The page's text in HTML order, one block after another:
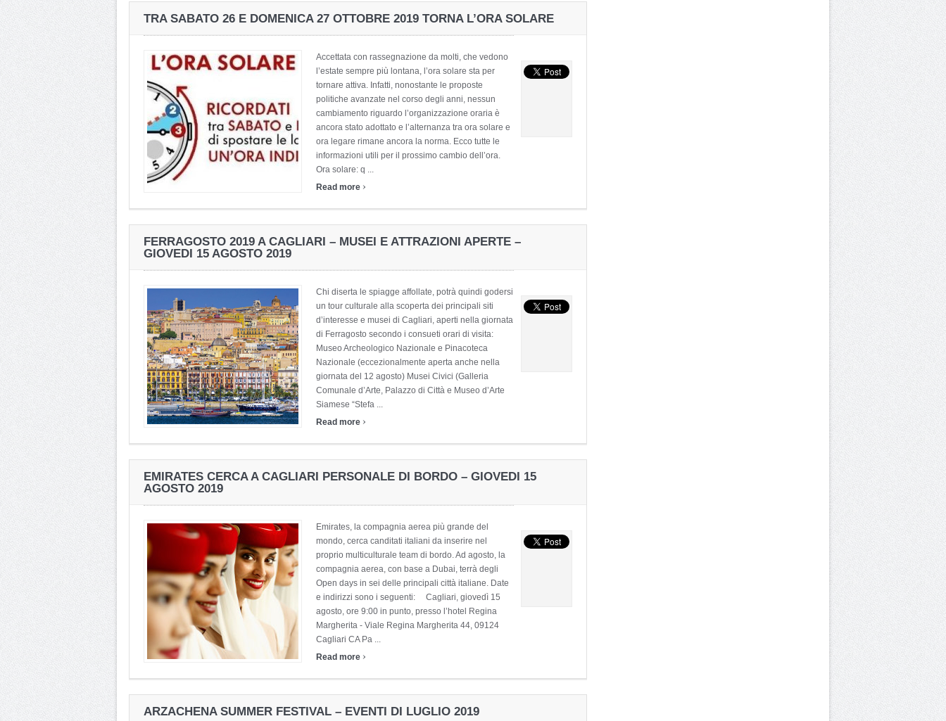
TRA SABATO 26 E DOMENICA 27 OTTOBRE 2019 TORNA L’ORA SOLARE
Accettata con rassegnazione da molti, che vedono
l’estate sempre più lontana, l’ora solare sta per
tornare attiva. Infatti, nonostante le proposte
politiche avanzate nel corso degli anni, nessun
cambiamento riguardo l’organizzazione oraria è
ancora stato adottato e l’alternanza tra ora solare e
ora legare rimane ancora la norma. Ecco tutte le
informazioni utili per il prossimo cambio dell’ora.
Ora solare: q ...
Read more ›
FERRAGOSTO 2019 A CAGLIARI – MUSEI E ATTRAZIONI APERTE –
GIOVEDI 15 AGOSTO 2019
Chi diserta le spiagge affollate, potrà quindi godersi
un tour culturale alla scoperta dei principali siti
d’interesse e musei di Cagliari, aperti nella giornata
di Ferragosto secondo i consueti orari di visita:
Museo Archeologico Nazionale e Pinacoteca
Nazionale (eccezionalmente aperta anche nella
giornata del 12 agosto) Musei Civici (Galleria
Comunale d’Arte, Palazzo di Città e Museo d’Arte
Siamese “Stefa ...
Read more ›
EMIRATES CERCA A CAGLIARI PERSONALE DI BORDO – GIOVEDI 15
AGOSTO 2019
Emirates, la compagnia aerea più grande del
mondo, cerca canditati italiani da inserire nel
proprio multiculturale team di bordo. Ad agosto, la
compagnia aerea, con base a Dubai, terrà degli
Open days in sei delle principali città italiane. Date
e indirizzi sono i seguenti: Cagliari, giovedì 15
agosto, ore 9:00 in punto, presso l’hotel Regina
Margherita - Viale Regina Margherita 44, 09124
Cagliari CA Pa ...
Read more ›
ARZACHENA SUMMER FESTIVAL – EVENTI DI LUGLIO 2019